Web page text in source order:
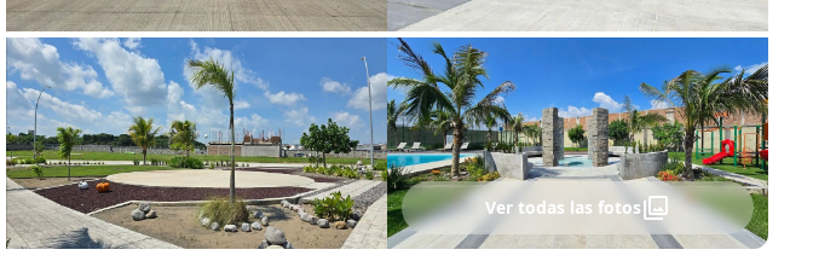
Ver todas las fotos